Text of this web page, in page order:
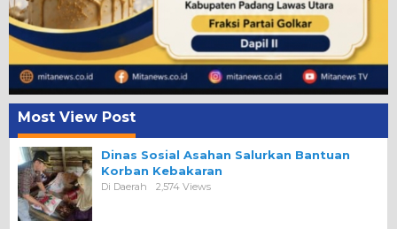
Most View Post
Dinas Sosial Asahan Salurkan Bantuan
Korban Kebakaran
Di Daerah 2,574 Views